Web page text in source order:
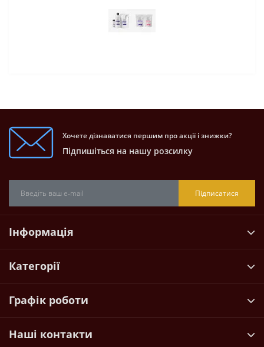
Хочете дізнаватися першим про акції і знижки?
Підпишіться на нашу розсилку
Підписатися
Інформація
Категорії
Графік роботи
Наші контакти